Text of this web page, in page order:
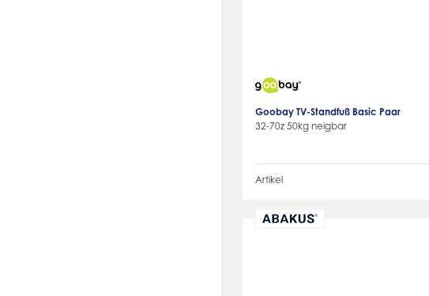
Goobay TV-Standfuß Basic Paar
32-70z 50kg neigbar
Artikel